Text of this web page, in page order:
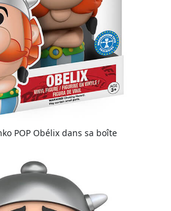
POP Obélix dans sa boîte